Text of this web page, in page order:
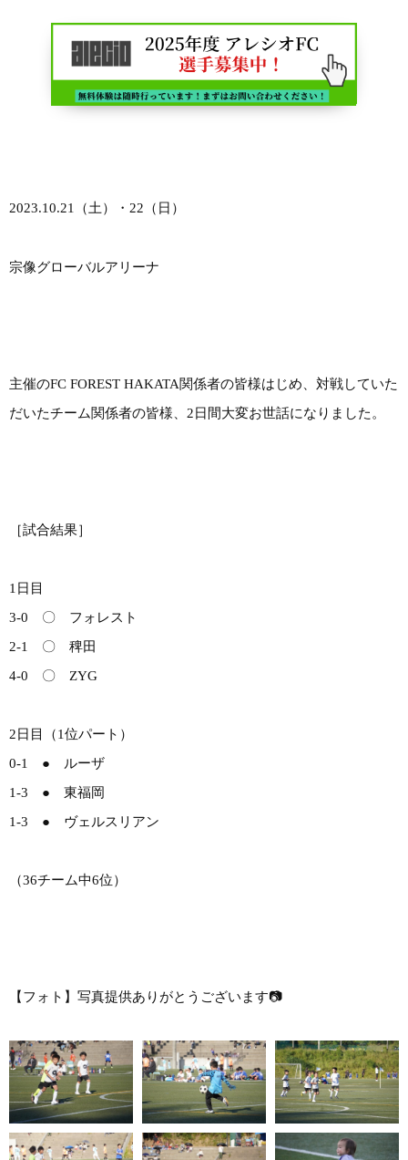
2023.10.21（土）・22（日）
宗像グローバルアリーナ
主催のFC FOREST HAKATA関係者の皆様はじめ、対戦していた
だいたチーム関係者の皆様、2日間大変お世話になりました。
［試合結果］
1日目
3-0 〇 フォレスト
2-1 〇 稗田
4-0 〇 ZYG
2日目（1位パート）
0-1 ● ルーザ
1-3 ● 東福岡
1-3 ● ヴェルスリアン
（36チーム中6位）
【フォト】写真提供ありがとうございます📷